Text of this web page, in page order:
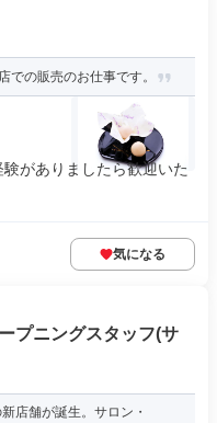
での販売のお仕事です。
がありましたら歓迎いた
気になる
プニングスタッフ(サ
店舗が誕生。サロン・